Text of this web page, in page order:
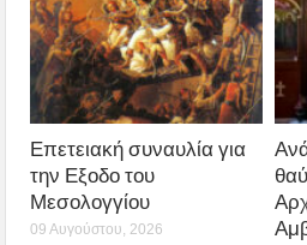
Επετειακή συναυλία για
την Εξοδο του
Μεσολογγίου
09 Αυγούστου, 2026